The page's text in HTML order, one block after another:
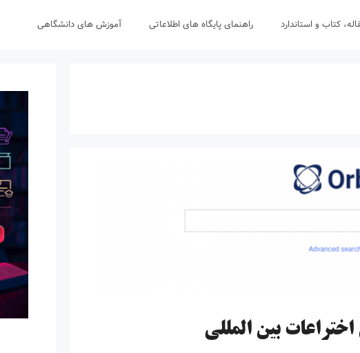
کتاب و استاندارد راهنمای پایگاه های اطلاعاتی آموزش های دانشگاهی